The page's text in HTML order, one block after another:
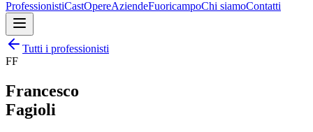
ProfessionistiCastOpereAziendeFuoricampoChi siamoContatti
Tutti i professionisti
FF
Francesco
Fagioli